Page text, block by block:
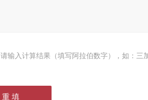
请输入计算结果（填写阿拉伯数字），如：三